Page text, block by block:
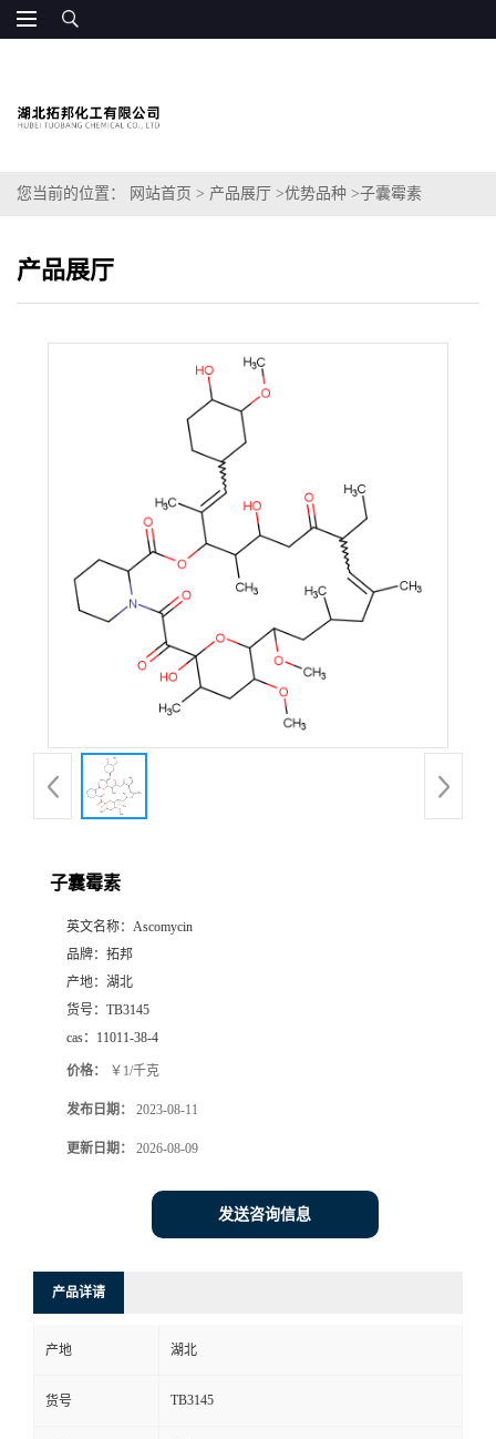
您当前的位置： 网站首页 > 产品展厅 >优势品种 >子囊霉素
产品展厅
子囊霉素
英文名称： Ascomycin
品牌： 拓邦
产地： 湖北
货号： TB3145
cas： 11011-38-4
价格： ￥1/千克
发布日期： 2023-08-11
更新日期： 2026-08-09
发送咨询信息
产品详请
产地 湖北
货号 TB3145